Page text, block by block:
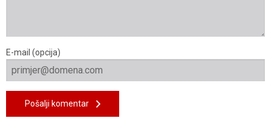
E-mail (opcija)
Pošalji komentar